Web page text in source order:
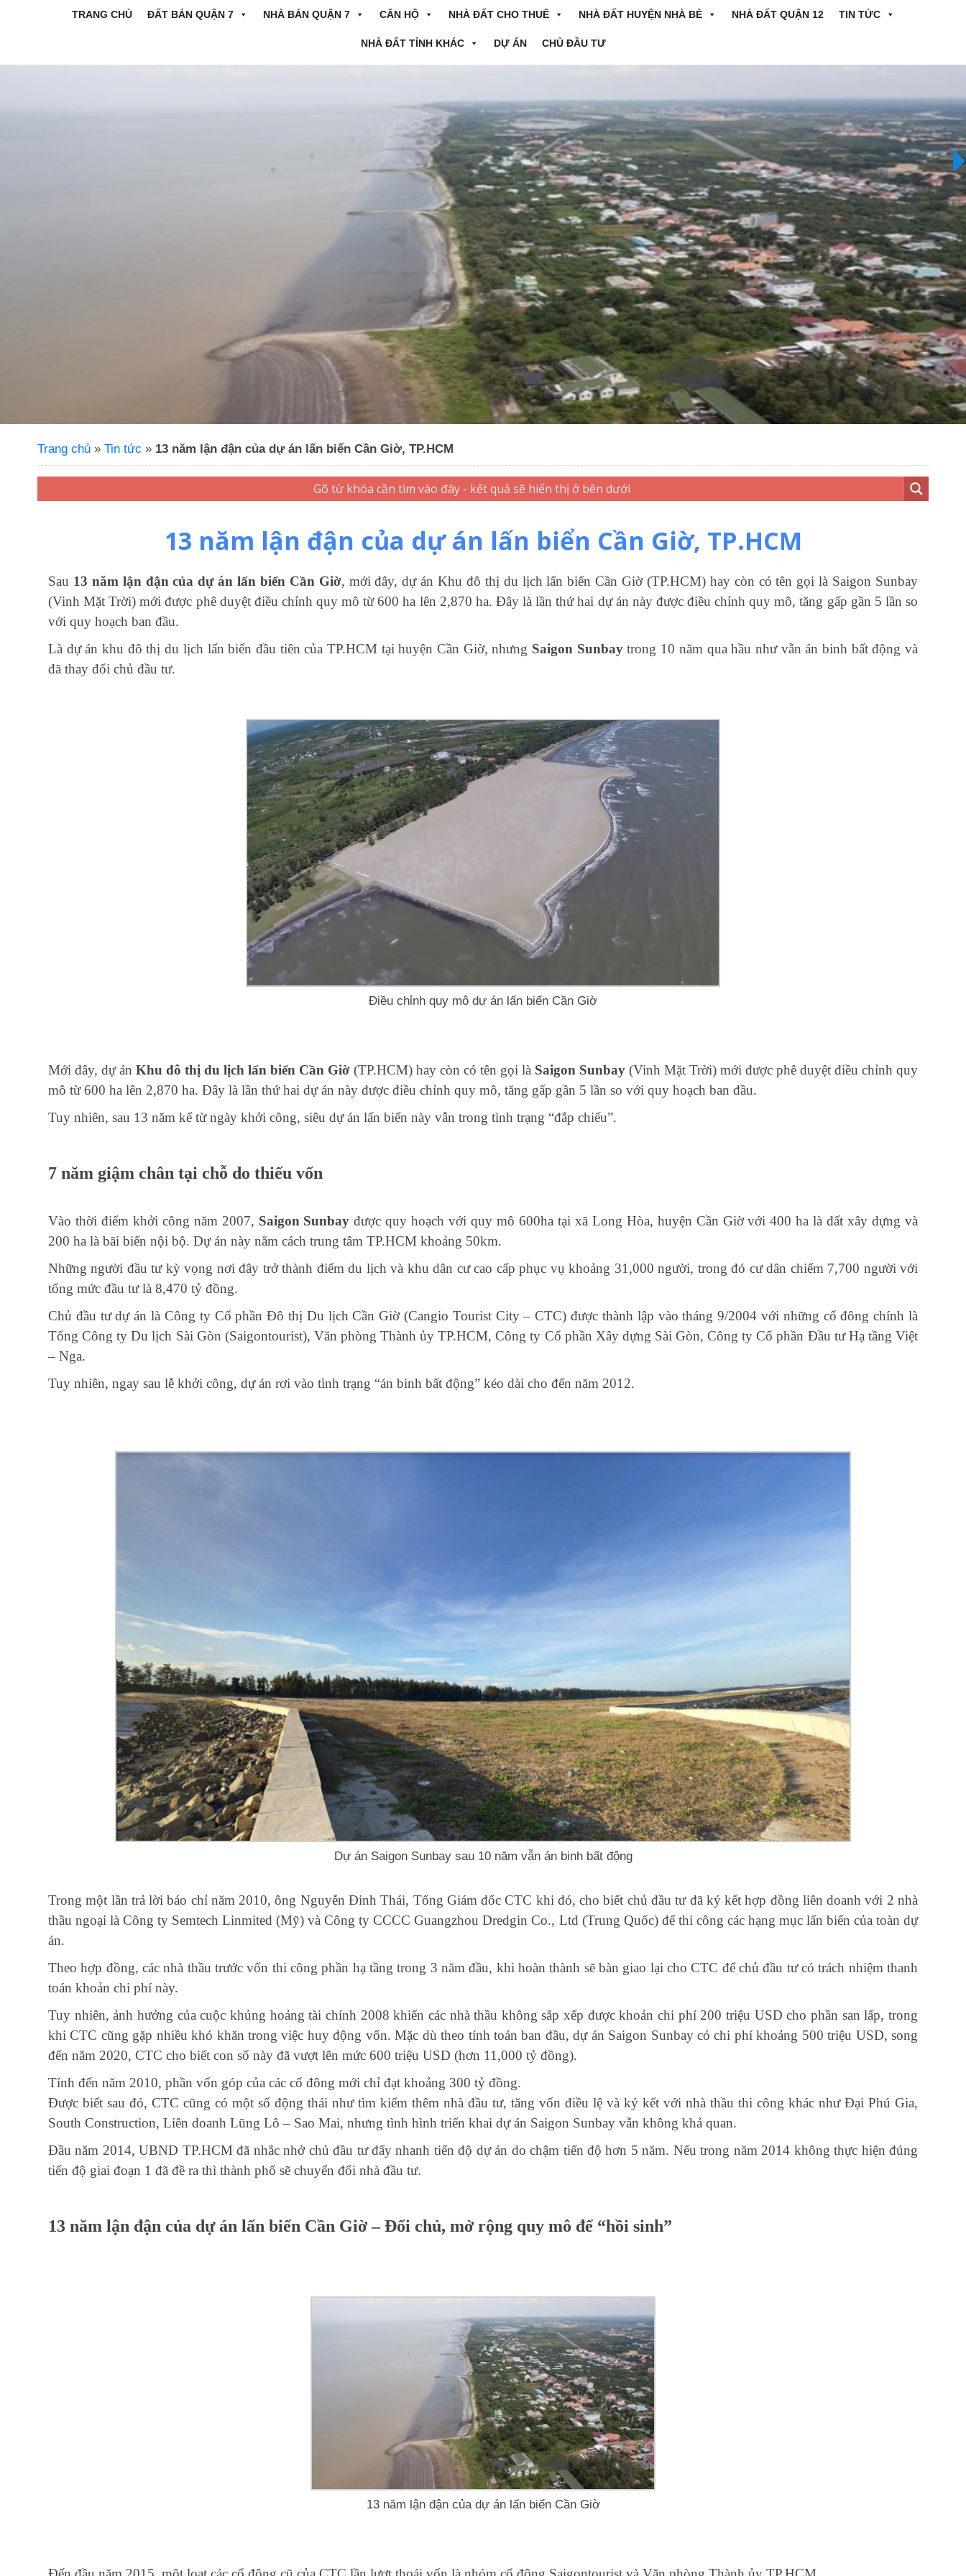
TRANG CHỦ ĐẤT BÁN QUẬN 7 NHÀ BÁN QUẬN 7 CĂN HỘ NHÀ ĐẤT CHO THUÊ NHÀ ĐẤT HUYỆN NHÀ BÈ NHÀ ĐẤT QUẬN 12 TIN TỨC
NHÀ ĐẤT TỈNH KHÁC DỰ ÁN CHỦ ĐẦU TƯ
Trang chủ » Tin tức » 13 năm lận đận của dự án lấn biển Cần Giờ, TP.HCM
13 năm lận đận của dự án lấn biển Cần Giờ, TP.HCM
Sau 13 năm lận đận của dự án lấn biển Cần Giờ, mới đây, dự án Khu đô thị du lịch lấn biển Cần Giờ (TP.HCM) hay còn có tên gọi là Saigon Sunbay
(Vinh Mặt Trời) mới được phê duyệt điều chỉnh quy mô từ 600 ha lên 2,870 ha. Đây là lần thứ hai dự án này được điều chỉnh quy mô, tăng gấp gần 5 lần so
với quy hoạch ban đầu.
Là dự án khu đô thị du lịch lấn biển đầu tiên của TP.HCM tại huyện Cần Giờ, nhưng Saigon Sunbaytrong 10 năm qua hầu như vẫn án binh bất động và
đã thay đổi chủ đầu tư.
Điều chỉnh quy mô dự án lấn biển Cần Giờ
Mới đây, dự án Khu đô thị du lịch lấn biển Cần Giờ (TP.HCM) hay còn có tên gọi là Saigon Sunbay (Vinh Mặt Trời) mới được phê duyệt điều chỉnh quy
mô từ 600 ha lên 2,870 ha. Đây là lần thứ hai dự án này được điều chỉnh quy mô, tăng gấp gần 5 lần so với quy hoạch ban đầu.
Tuy nhiên, sau 13 năm kể từ ngày khởi công, siêu dự án lấn biển này vẫn trong tình trạng “đắp chiếu”.
7 năm giậm chân tại chỗ do thiếu vốn
Vào thời điểm khởi công năm 2007, Saigon Sunbay được quy hoạch với quy mô 600ha tại xã Long Hòa, huyện Cần Giờ với 400 ha là đất xây dựng và
200 ha là bãi biển nội bộ. Dự án này nằm cách trung tâm TP.HCM khoảng 50km.
Những người đầu tư kỳ vọng nơi đây trở thành điểm du lịch và khu dân cư cao cấp phục vụ khoảng 31,000 người, trong đó cư dân chiếm 7,700 người với
tổng mức đầu tư là 8,470 tỷ đồng.
Chủ đầu tư dự án là Công ty Cổ phần Đô thị Du lịch Cần Giờ (Cangio Tourist City – CTC) được thành lập vào tháng 9/2004 với những cổ đông chính là
Tổng Công ty Du lịch Sài Gòn (Saigontourist), Văn phòng Thành ủy TP.HCM, Công ty Cổ phần Xây dựng Sài Gòn, Công ty Cổ phần Đầu tư Hạ tầng Việt
– Nga.
Tuy nhiên, ngay sau lễ khởi công, dự án rơi vào tình trạng “án binh bất động” kéo dài cho đến năm 2012.
Dự án Saigon Sunbay sau 10 năm vẫn án binh bất động
Trong một lần trả lời báo chỉ năm 2010, ông Nguyễn Đinh Thái, Tổng Giám đốc CTC khi đó, cho biết chủ đầu tư đã ký kết hợp đồng liên doanh với 2 nhà
thầu ngoại là Công ty Semtech Linmited (Mỹ) và Công ty CCCC Guangzhou Dredgin Co., Ltd (Trung Quốc) để thi công các hạng mục lấn biển của toàn dự
án.
Theo hợp đồng, các nhà thầu trước vốn thi công phần hạ tầng trong 3 năm đầu, khi hoàn thành sẽ bàn giao lại cho CTC để chủ đầu tư có trách nhiệm thanh
toán khoản chi phí này.
Tuy nhiên, ảnh hưởng của cuộc khủng hoảng tài chính 2008 khiến các nhà thầu không sắp xếp được khoản chi phí 200 triệu USD cho phần san lấp, trong
khi CTC cũng gặp nhiều khó khăn trong việc huy động vốn. Mặc dù theo tính toán ban đầu, dự án Saigon Sunbay có chi phí khoảng 500 triệu USD, song
đến năm 2020, CTC cho biết con số này đã vượt lên mức 600 triệu USD (hơn 11,000 tỷ đồng).
Tính đến năm 2010, phần vốn góp của các cổ đông mới chỉ đạt khoảng 300 tỷ đồng.
Được biết sau đó, CTC cũng có một số động thái như tìm kiếm thêm nhà đầu tư, tăng vốn điều lệ và ký kết với nhà thầu thi công khác như Đại Phú Gia,
South Construction, Liên doanh Lũng Lô – Sao Mai, nhưng tình hình triển khai dự án Saigon Sunbay vẫn không khả quan.
Đầu năm 2014, UBND TP.HCM đã nhắc nhở chủ đầu tư đẩy nhanh tiến độ dự án do chậm tiến độ hơn 5 năm. Nếu trong năm 2014 không thực hiện đúng
tiến độ giai đoạn 1 đã đề ra thì thành phố sẽ chuyển đổi nhà đầu tư.
13 năm lận đận của dự án lấn biển Cần Giờ – Đổi chủ, mở rộng quy mô để “hồi sinh”
13 năm lận đận của dự án lấn biển Cần Giờ